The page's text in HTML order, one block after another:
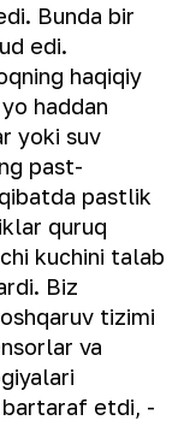
Bunda bir
edi.
haqiqiy
haddan
yoki suv
past-
pastlik
quruq
kuchini talab
Biz
tizimi
va
bartaraf etdi, -